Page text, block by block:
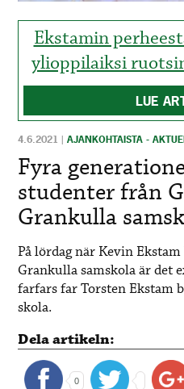
Ekstamin
ylioppilaiksi
LUE
4.6.2021 |AJANKOHTAISTA -
Fyra
studenter från
Grankulla
På lördag när Kevin
Grankulla samskola är det
farfars far Torsten Ekstam
skola.
Dela artikeln:
0